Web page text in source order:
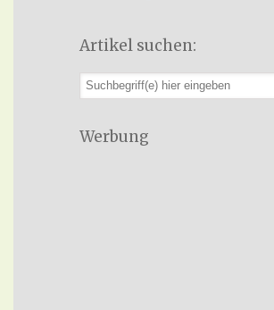
Artikel suchen:
Werbung